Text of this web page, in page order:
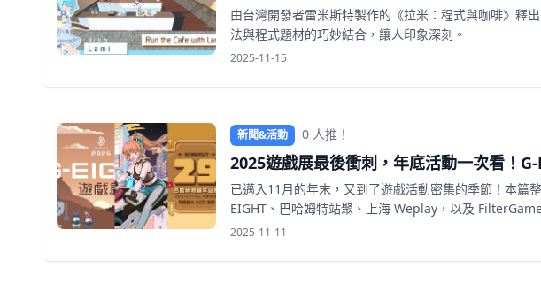
由台灣開發者雷米斯特製作的《拉米：程式與咖啡》釋
法與程式題材的巧妙結合，讓人印象深刻。
2025-11-15
新聞&活動 0 人推！
2025遊戲展最後衝刺，年底活動一次看！
已邁入11月的年末，又到了遊戲活動密集的季節！本篇
EIGHT、巴哈姆特站聚、上海 Weplay，以及
2025-11-11